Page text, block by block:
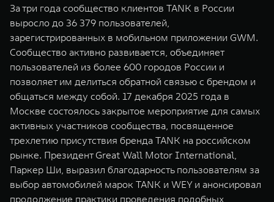
За три года сообщество клиентов TANK в России
выросло до 36 379 пользователей,
зарегистрированных в мобильном приложении GWM.
Сообщество активно развивается, объединяет
пользователей из более 600 городов России и
позволяет им делиться обратной связью с брендом и
общаться между собой. 17 декабря 2025 года в
Москве состоялось закрытое мероприятие для самых
активных участников сообщества, посвященное
трехлетию присутствия бренда TANK на российском
рынке. Президент Great Wall Motor International,
Паркер Ши, выразил благодарность пользователям за
выбор автомобилей марок TANK и WEY и анонсировал
продолжение практики проведения подобных